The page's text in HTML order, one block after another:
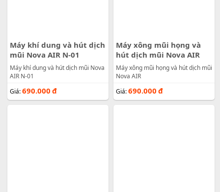
Máy khí dung và hút dịch
mũi Nova AIR N-01
Máy khí dung và hút dịch mũi Nova
AIR N-01
Giá:690.000 đ
Máy xông mũi họng và
hút dịch mũi Nova AIR
Máy xông mũi họng và hút dịch mũi
Nova AIR
Giá:690.000 đ